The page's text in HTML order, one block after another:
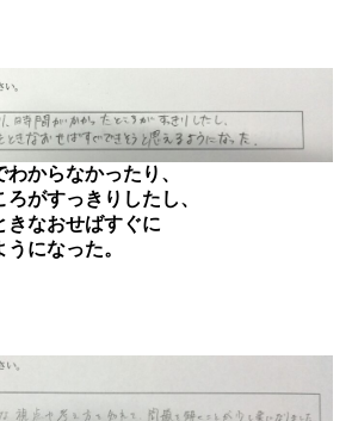
からなかったり、
がすっきりしたし、
きなおせばすぐに
になった。